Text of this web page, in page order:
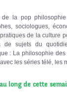
de la pop
sociologues,
de la culture
de sujets du
: La philosophie des
les séries télé, les
long de cette